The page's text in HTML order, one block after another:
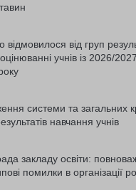
від груп
учнів із 2026/2027
системи та загальних
навчання учнів
закладу освіти:
помилки в організації